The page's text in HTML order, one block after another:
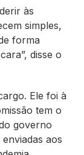
às
simples,
forma
disse o
Ele foi à
tem o
governo
aos